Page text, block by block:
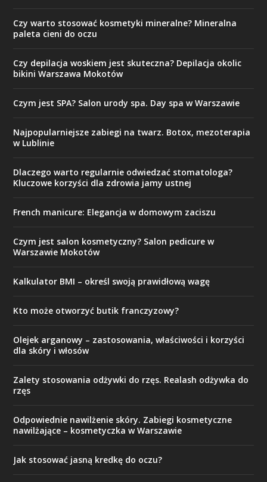
Czy warto stosować kosmetyki mineralne? Mineralna
paleta cieni do oczu
Czy depilacja woskiem jest skuteczna? Depilacja okolic
bikini Warszawa Mokotów
Czym jest SPA? Salon urody spa. Day spa w Warszawie
Najpopularniejsze zabiegi na twarz. Botox, mezoterapia
w Lublinie
Dlaczego warto regularnie odwiedzać stomatologa?
Kluczowe korzyści dla zdrowia jamy ustnej
French manicure: Elegancja w domowym zaciszu
Czym jest salon kosmetyczny? Salon pedicure w
Warszawie Mokotów
Kalkulator BMI – określ swoją prawidłową wagę
Kto może otworzyć butik franczyzowy?
Olejek arganowy – zastosowania, właściwości i korzyści
dla skóry i włosów
Zalety stosowania odżywki do rzęs. Realash odżywka do
rzęs
Odpowiednie nawilżenie skóry. Zabiegi kosmetyczne
nawilżające – kosmetyczka w Warszawie
Jak stosować jasną kredkę do oczu?